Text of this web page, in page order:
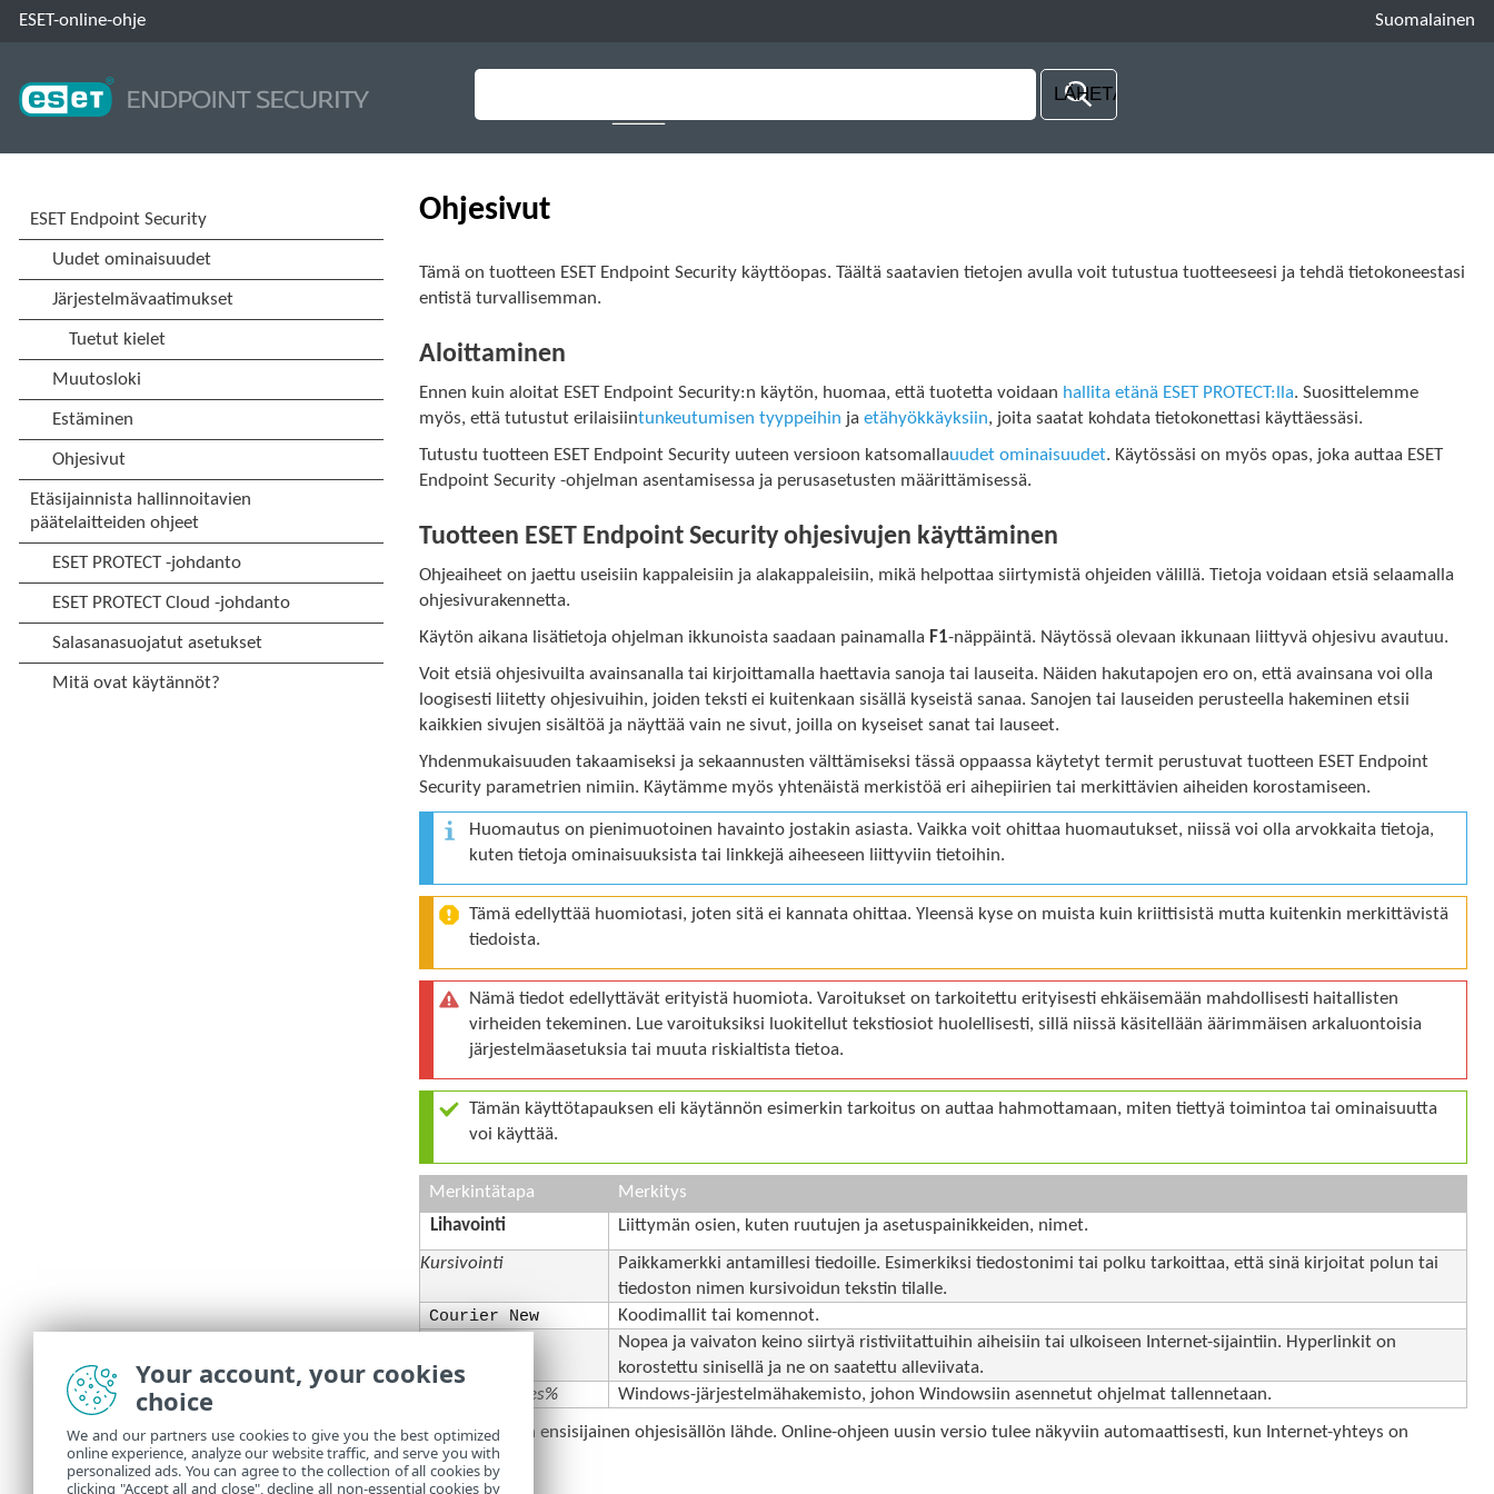
ESET-online-ohje Suomalainen
Ohjesivut
Tämä on tuotteen ESET Endpoint Security käyttöopas. Täältä saatavien tietojen avulla voit tutustua tuotteeseesi ja tehdä tietokoneestasi
entistä turvallisemman.
Aloittaminen
Ennen kuin aloitat ESET Endpoint Security:n käytön, huomaa, että tuotetta voidaan hallita etänä ESET PROTECT:lla. Suosittelemme
myös, että tutustut erilaisiintunkeutumisen tyyppeihin jaetähyökkäyksiin, joita saatat kohdata tietokonettasi käyttäessäsi.
Tutustu tuotteen ESET Endpoint Security uuteen versioon katsomallauudet ominaisuudet. Käytössäsi on myös opas, joka auttaa ESET
Endpoint Security -ohjelman asentamisessa ja perusasetusten määrittämisessä.
Tuotteen ESET Endpoint Security ohjesivujen käyttäminen
Ohjeaiheet on jaettu useisiin kappaleisiin ja alakappaleisiin, mikä helpottaa siirtymistä ohjeiden välillä. Tietoja voidaan etsiä selaamalla
ohjesivurakennetta.
Käytön aikana lisätietoja ohjelman ikkunoista saadaan painamalla F1-näppäintä. Näytössä olevaan ikkunaan liittyvä ohjesivu avautuu.
Voit etsiä ohjesivuilta avainsanalla tai kirjoittamalla haettavia sanoja tai lauseita. Näiden hakutapojen ero on, että avainsana voi olla
loogisesti liitetty ohjesivuihin, joiden teksti ei kuitenkaan sisällä kyseistä sanaa. Sanojen tai lauseiden perusteella hakeminen etsii
kaikkien sivujen sisältöä ja näyttää vain ne sivut, joilla on kyseiset sanat tai lauseet.
Yhdenmukaisuuden takaamiseksi ja sekaannusten välttämiseksi tässä oppaassa käytetyt termit perustuvat tuotteen ESET Endpoint
Security parametrien nimiin. Käytämme myös yhtenäistä merkistöä eri aihepiirien tai merkittävien aiheiden korostamiseen.
Huomautus on pienimuotoinen havainto jostakin asiasta. Vaikka voit ohittaa huomautukset, niissä voi olla arvokkaita tietoja,
kuten tietoja ominaisuuksista tai linkkejä aiheeseen liittyviin tietoihin.
Tämä edellyttää huomiotasi, joten sitä ei kannata ohittaa. Yleensä kyse on muista kuin kriittisistä mutta kuitenkin merkittävistä
tiedoista.
Nämä tiedot edellyttävät erityistä huomiota. Varoitukset on tarkoitettu erityisesti ehkäisemään mahdollisesti haitallisten
virheiden tekeminen. Lue varoituksiksi luokitellut tekstiosiot huolellisesti, sillä niissä käsitellään äärimmäisen arkaluontoisia
järjestelmäasetuksia tai muuta riskialtista tietoa.
Tämän käyttötapauksen eli käytännön esimerkin tarkoitus on auttaa hahmottamaan, miten tiettyä toimintoa tai ominaisuutta
voi käyttää.
Merkintätapa
Merkitys
Lihavointi
Liittymän osien, kuten ruutujen ja asetuspainikkeiden, nimet.
Kursivointi
Paikkamerkki antamillesi tiedoille. Esimerkiksi tiedostonimi tai polku tarkoittaa, että sinä kirjoitat polun tai
tiedoston nimen kursivoidun tekstin tilalle.
Courier New
Koodimallit tai komennot.
Nopea ja vaivaton keino siirtyä ristiviitattuihin aiheisiin tai ulkoiseen Internet-sijaintiin. Hyperlinkit on
korostettu sinisellä ja ne on saatettu alleviivata.
%ProgramFiles%
Windows-järjestelmähakemisto, johon Windowsiin asennetut ohjelmat tallennetaan.
Online-ohje
on ensisijainen ohjesisällön lähde. Online-ohjeen uusin versio tulee näkyviin automaattisesti, kun Internet-yhteys on
toiminnassa.
Your account, your cookies
choice
We and our partners use cookies to give you the best optimized
online experience, analyze our website traffic, and serve you with
personalized ads. You can agree to the collection of all cookies by
clicking "Accept all and close", decline all non-essential cookies by